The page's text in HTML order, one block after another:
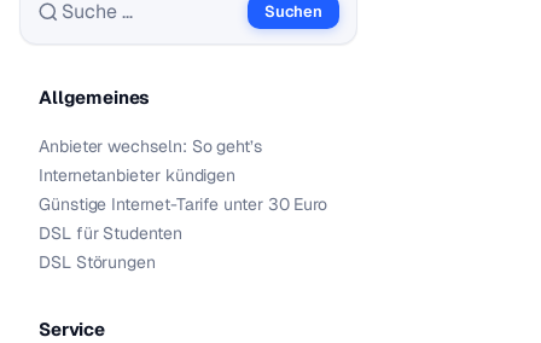
Suche nach:
Suchen
Allgemeines
Anbieter wechseln: So geht’s
Internetanbieter kündigen
Günstige Internet-Tarife unter 30 Euro
DSL für Studenten
DSL Störungen
Service